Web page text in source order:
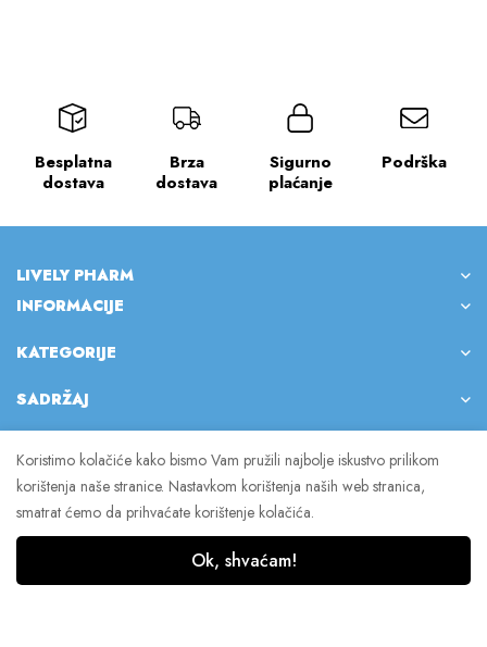
Besplatna
dostava
Brza
dostava
Sigurno
plaćanje
Podrška
LIVELY PHARM
INFORMACIJE
KATEGORIJE
SADRŽAJ
© 2023 Lively Pharm. Sva prava pridržana.
Koristimo kolačiće kako bismo Vam pružili najbolje iskustvo prilikom
korištenja naše stranice. Nastavkom korištenja naših web stranica,
smatrat ćemo da prihvaćate korištenje kolačića.
Ok, shvaćam!